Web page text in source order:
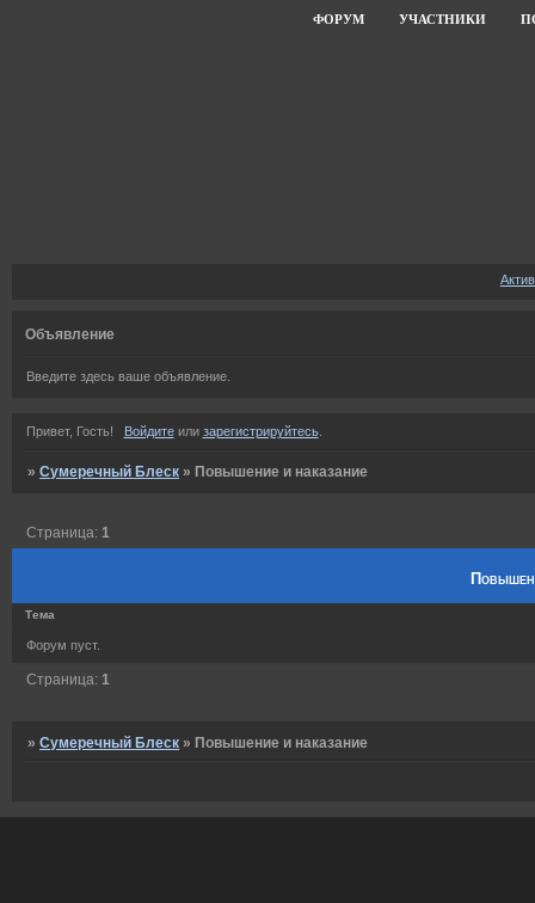
ФОРУМ УЧАСТНИКИ
Объявление
Введите здесь ваше объявление.
Привет, Гость! Войдитеили зарегистрируйтесь.
»Сумеречный Блеск » Повышение и наказание
Страница: 1
Тема
Форум пуст.
Страница:1
»Сумеречный Блеск » Повышение и наказание